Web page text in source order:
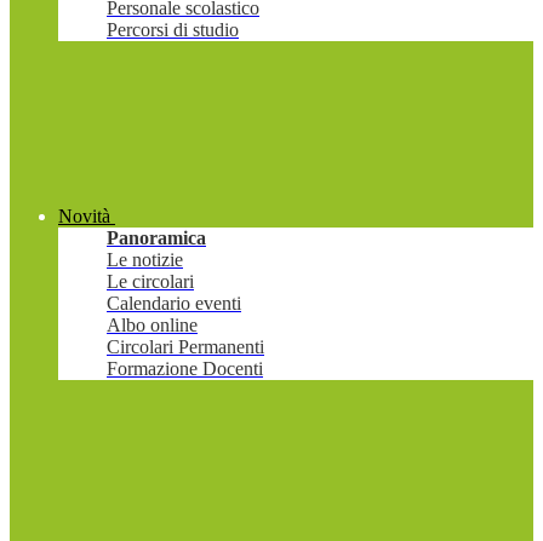
Personale scolastico
Percorsi di studio
Novità
Panoramica
Le notizie
Le circolari
Calendario eventi
Albo online
Circolari Permanenti
Formazione Docenti